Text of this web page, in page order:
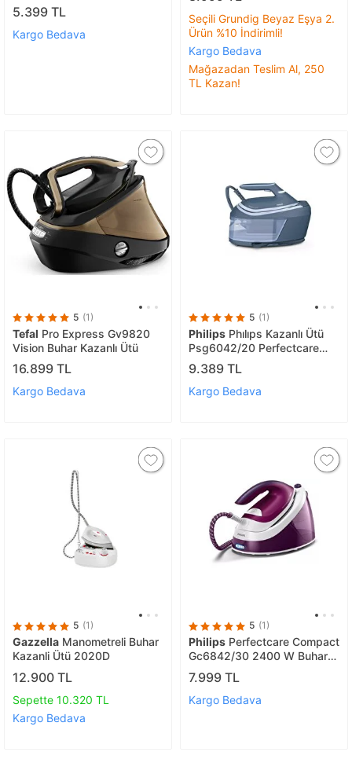
5.399 TL
Kargo Bedava
Seçili Grundig Beyaz Eşya 2.
Ürün %10 İndirimli!
Kargo Bedava
Mağazadan Teslim Al, 250
TL Kazan!
5 (1)
Tefal Pro Express Gv9820
Vision Buhar Kazanlı Ütü
16.899 TL
Kargo Bedava
5 (1)
Philips Phılıps Kazanlı Ütü
Psg6042/20 Perfectcare
Compact 8bar 550gr
9.389 TL
Kargo Bedava
5 (1)
Gazzella Manometreli Buhar
Kazanli Ütü 2020D
12.900 TL
Sepette 10.320 TL
Kargo Bedava
5 (1)
Philips Perfectcare Compact
Gc6842/30 2400 W Buhar
Kazanlı Ütü
7.999 TL
Kargo Bedava